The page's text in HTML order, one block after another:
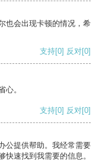
也会出现卡顿的情况，希
支持[0] 反对[0]
心。
支持[0] 反对[0]
公提供帮助。我经常需要
速找到我需要的信息。